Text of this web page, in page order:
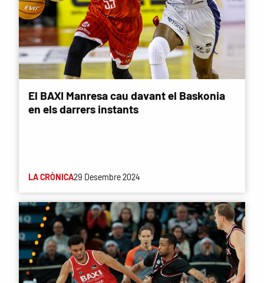
El BAXI Manresa cau davant el Baskonia
en els darrers instants
LA CRÒNICA29 Desembre 2024